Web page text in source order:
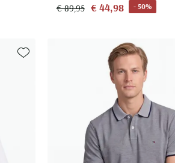
€ 89,95 € 44,98 - 50%
Toevoegen aan favorieten